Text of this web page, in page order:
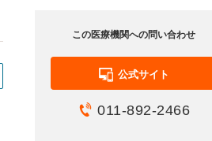
この医療機関への問い合わせ
公式サイト
011-892-2466